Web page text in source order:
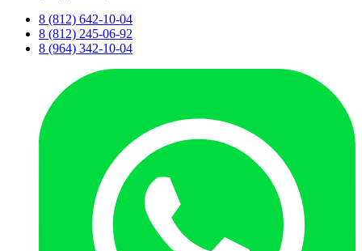
8 (812) 642-10-04
8 (812) 245-06-92
8 (964) 342-10-04